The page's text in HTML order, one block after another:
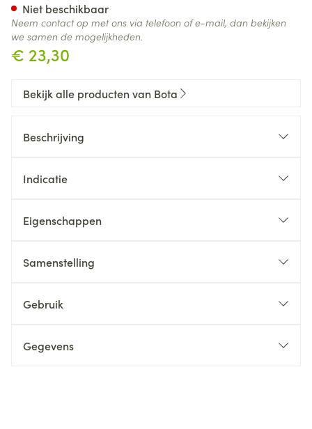
€ 23,30
Niet beschikbaar
Neem contact op met ons via telefoon of e-mail, dan bekijken
we samen de mogelijkheden.
Bekijk alle producten van Bota
Beschrijving
Indicatie
Eigenschappen
Samenstelling
Gebruik
Gegevens